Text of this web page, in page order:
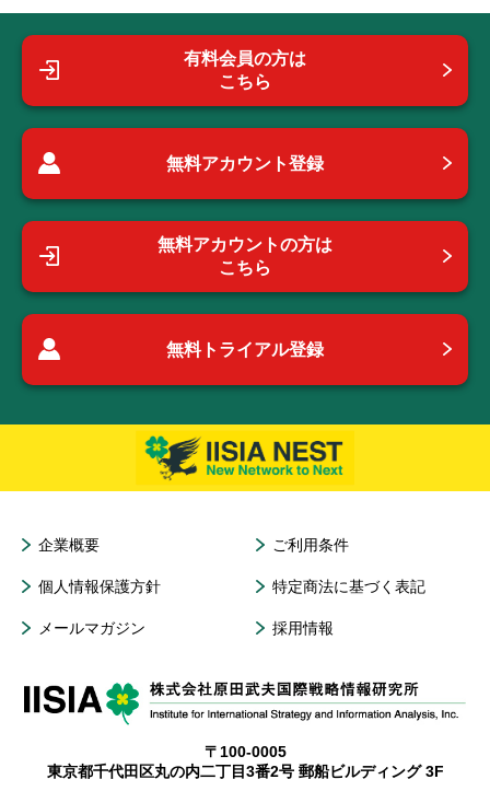
有料会員の方は
こちら
無料アカウント登録
無料アカウントの方は
こちら
無料トライアル登録
企業概要 ご利用条件
個人情報保護方針 特定商法に基づく表記
メールマガジン 採用情報
〒100-0005
東京都千代田区丸の内二丁目3番2号 郵船ビルディング 3F